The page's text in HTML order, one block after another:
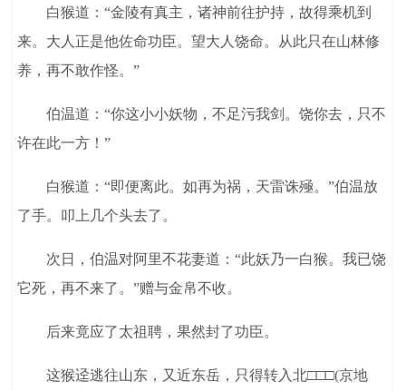
白猴道：“金陵有真主，诸神前往护持，故得乘机到
来。大人正是他佐命功臣。望大人饶命。从此只在山林修
养，再不敢作怪。”
伯温道：“你这小小妖物，不足污我剑。饶你去，只不
许在此一方！”
白猴道：“即便离此。如再为祸，天雷诛殛。”伯温放
了手。叩上几个头去了。
次日，伯温对阿里不花妻道：“此妖乃一白猴。我已饶
它死，再不来了。”赠与金帛不收。
后来竟应了太祖聘，果然封了功臣。
这猴迳逃往山东，又近东岳，只得转入北□□□(京地